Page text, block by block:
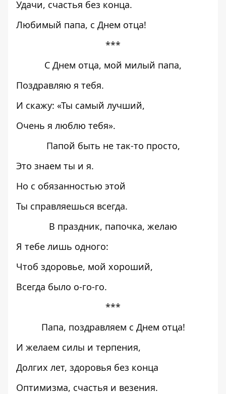
Удачи, счастья без конца.
Любимый папа, с Днем отца!
***
С Днем отца, мой милый папа,
Поздравляю я тебя.
И скажу: «Ты самый лучший,
Очень я люблю тебя».
Папой быть не так-то просто,
Это знаем ты и я.
Но с обязанностью этой
Ты справляешься всегда.
В праздник, папочка, желаю
Я тебе лишь одного:
Чтоб здоровье, мой хороший,
Всегда было о-го-го.
***
Папа, поздравляем с Днем отца!
И желаем силы и терпения,
Долгих лет, здоровья без конца
Оптимизма, счастья и везения.